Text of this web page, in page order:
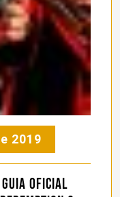
2019
Oficial